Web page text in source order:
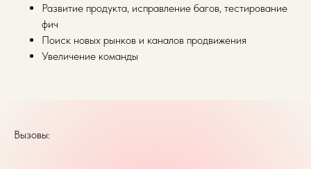
Развитие продукта, исправление багов, тестирование
фич
Поиск новых рынков и каналов продвижения
Увеличение команды
Вызовы: